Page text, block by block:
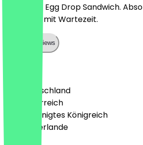
Köstliches Egg Drop Sandwich.
Allerdings mit Wartezeit.
Show all reviews
🇩🇪 Deutschland
🇦🇹 Österreich
🇬🇧 Vereinigtes Königreich
🇳🇱 Niederlande